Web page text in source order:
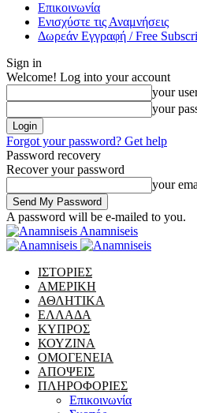
Επικοινωνία
Ενισχύστε τις Αναμνήσεις
Δωρεάν Εγγραφή / Free
Sign in
Welcome! Log into your account
your
your
Forgot your password? Get help
Password recovery
Recover your password
your
A password will be e-mailed to you.
Anamniseis
ΙΣΤΟΡΙΕΣ
ΑΜΕΡΙΚΗ
ΑΘΛΗΤΙΚΑ
ΕΛΛΑΔΑ
ΚΥΠΡΟΣ
ΚΟΥΖΙΝΑ
ΟΜΟΓΕΝΕΙΑ
ΑΠΟΨΕΙΣ
ΠΛΗΡΟΦΟΡΙΕΣ
Επικοινωνία